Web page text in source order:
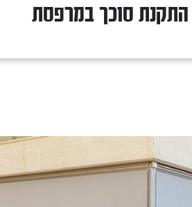
התקנת סוכך במרפסת